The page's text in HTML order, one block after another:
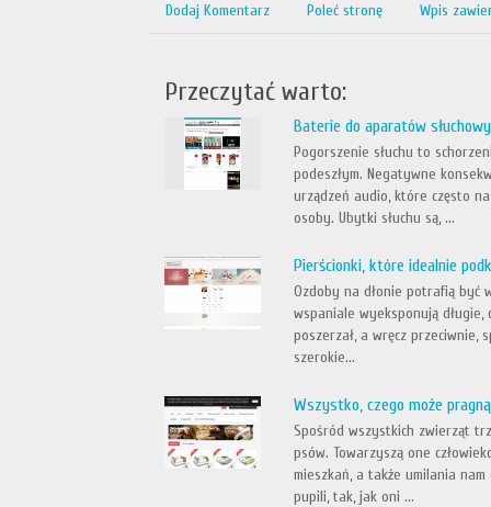
Dodaj Komentarz Poleć stronę Wpis
Przeczytać warto:
Baterie do aparatów
Pogorszenie słuchu to
podeszłym. Negatywne
urządzeń audio, które często
osoby. Ubytki słuchu są, ...
Pierścionki, które idealnie
Ozdoby na dłonie potrafią być
wspaniale wyeksponują
poszerzał, a wręcz
szerokie...
Wszystko, czego może
Spośród wszystkich zwierząt
psów. Towarzyszą one
mieszkań, a także umilania
pupili, tak, jak oni ...